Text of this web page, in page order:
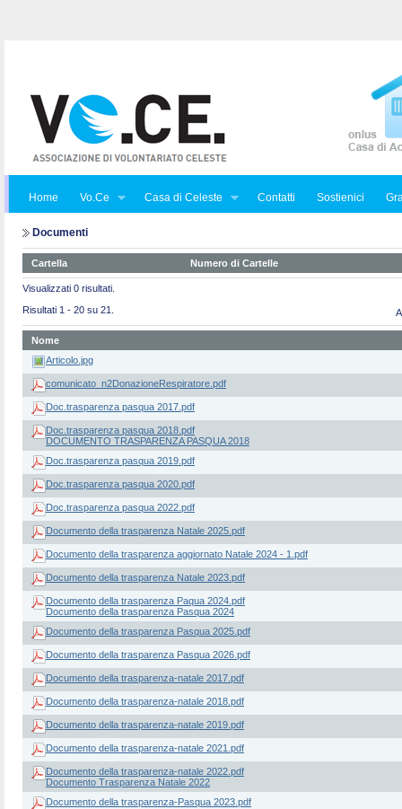
Home Vo.Ce Casa di Celeste Contatti Sostienici
Documenti
Cartella Numero di Cartelle
Visualizzati 0 risultati.
Risultati 1 - 20 su 21.
Nome
Articolo.jpg
comunicato_n2DonazioneRespiratore.pdf
Doc.trasparenza pasqua 2017.pdf
Doc.trasparenza pasqua 2018.pdf
DOCUMENTO TRASPARENZA PASQUA 2018
Doc.trasparenza pasqua 2019.pdf
Doc.trasparenza pasqua 2020.pdf
Doc.trasparenza pasqua 2022.pdf
Documento della trasparenza Natale 2025.pdf
Documento della trasparenza aggiornato Natale 2024 - 1.pdf
Documento della trasparenza Natale 2023.pdf
Documento della trasparenza Paqua 2024.pdf
Documento della trasparenza Pasqua 2024
Documento della trasparenza Pasqua 2025.pdf
Documento della trasparenza Pasqua 2026.pdf
Documento della trasparenza-natale 2017.pdf
Documento della trasparenza-natale 2018.pdf
Documento della trasparenza-natale 2019.pdf
Documento della trasparenza-natale 2021.pdf
Documento della trasparenza-natale 2022.pdf
Documento Trasparenza Natale 2022
Documento della trasparenza-Pasqua 2023.pdf